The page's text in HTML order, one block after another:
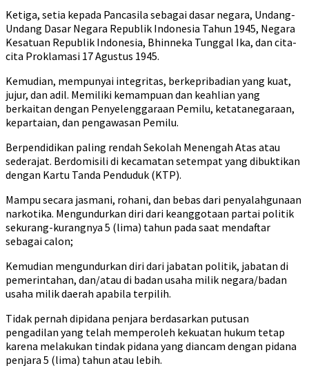
Ketiga, setia kepada Pancasila sebagai dasar negara, Undang-
Undang Dasar Negara Republik Indonesia Tahun 1945, Negara
Kesatuan Republik Indonesia, Bhinneka Tunggal Ika, dan cita-
cita Proklamasi 17 Agustus 1945.
Kemudian, mempunyai integritas, berkepribadian yang kuat,
jujur, dan adil. Memiliki kemampuan dan keahlian yang
berkaitan dengan Penyelenggaraan Pemilu, ketatanegaraan,
kepartaian, dan pengawasan Pemilu.
Berpendidikan paling rendah Sekolah Menengah Atas atau
sederajat. Berdomisili di kecamatan setempat yang dibuktikan
dengan Kartu Tanda Penduduk (KTP).
Mampu secara jasmani, rohani, dan bebas dari penyalahgunaan
narkotika. Mengundurkan diri dari keanggotaan partai politik
sekurang-kurangnya 5 (lima) tahun pada saat mendaftar
sebagai calon;
Kemudian mengundurkan diri dari jabatan politik, jabatan di
pemerintahan, dan/atau di badan usaha milik negara/badan
usaha milik daerah apabila terpilih.
Tidak pernah dipidana penjara berdasarkan putusan
pengadilan yang telah memperoleh kekuatan hukum tetap
karena melakukan tindak pidana yang diancam dengan pidana
penjara 5 (lima) tahun atau lebih.